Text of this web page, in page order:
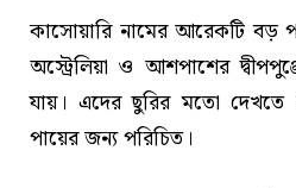
কাসোয়ারি নামের আরেকটি বড়
অস্ট্রেলিয়া ও আশপাশের
যায়। এদের ছুরির মতো দেখতে
পায়ের জন্য পরিচিত।